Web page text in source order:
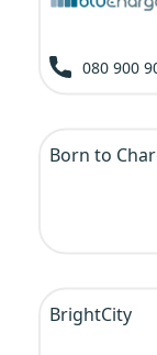
080 900
Born to
BrightCity